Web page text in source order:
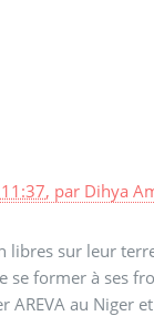
, par Dihya
sur leur
se former à ses
au Niger